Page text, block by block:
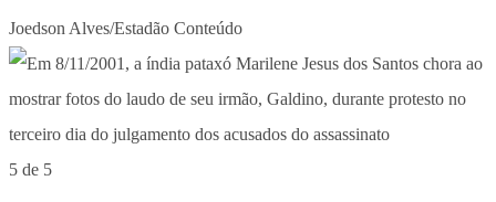
Joedson Alves/Estadão Conteúdo
5 de 5